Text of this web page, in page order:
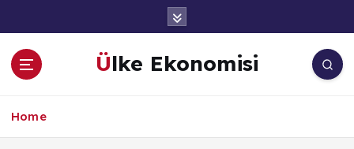
a
Ülke Ekonomisi
Home